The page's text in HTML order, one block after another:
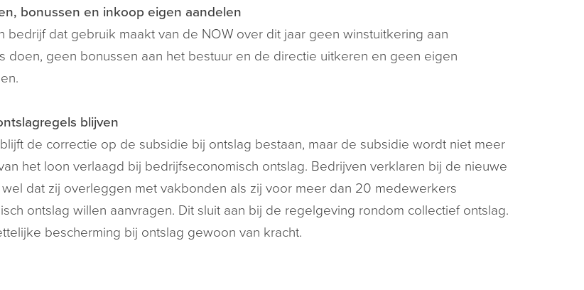
bonussen en inkoop eigen aandelen
bedrijf dat gebruik maakt van de NOW over dit jaar geen winstuitkering aan
doen, geen bonussen aan het bestuur en de directie uitkeren en geen eigen
blijven
de correctie op de subsidie bij ontslag bestaan, maar de subsidie wordt niet meer
het loon verlaagd bij bedrijfseconomisch ontslag. Bedrijven verklaren bij de nieuwe
wel dat zij overleggen met vakbonden als zij voor meer dan 20 medewerkers
ontslag willen aanvragen. Dit sluit aan bij de regelgeving rondom collectief ontslag.
bescherming bij ontslag gewoon van kracht.